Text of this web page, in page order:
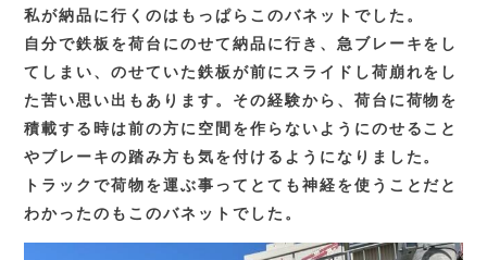
私が納品に行くのはもっぱらこのバネットでした。
自分で鉄板を荷台にのせて納品に行き、急ブレーキをし
てしまい、のせていた鉄板が前にスライドし荷崩れをし
た苦い思い出もあります。その経験から、荷台に荷物を
積載する時は前の方に空間を作らないようにのせること
やブレーキの踏み方も気を付けるようになりました。
トラックで荷物を運ぶ事ってとても神経を使うことだと
わかったのもこのバネットでした。